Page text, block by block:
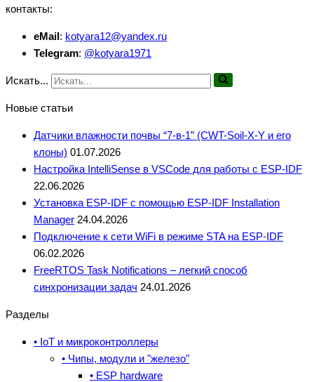
контакты:
eMail: kotyara12@yandex.ru
Telegram: @kotyara1971
Искать...
Новые статьи
Датчики влажности почвы “7-в-1” (CWT-Soil-X-Y и его
клоны) 01.07.2026
Настройка IntelliSense в VSCode для работы с ESP-IDF
22.06.2026
Установка ESP-IDF с помощью ESP-IDF Installation
Manager 24.04.2026
Подключение к сети WiFi в режиме STA на ESP-IDF
06.02.2026
FreeRTOS Task Notifications – легкий способ
синхронизации задач 24.01.2026
Разделы
• IoT и микроконтроллеры
• Чипы, модули и "железо"
• ESP hardware